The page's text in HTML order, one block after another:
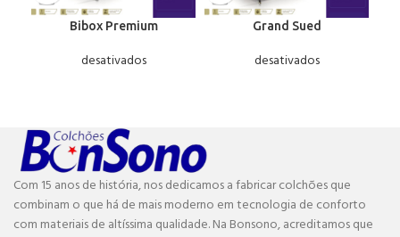
Bibox Premium
desativados
Grand Sued
desativados
Com 15 anos de história, nos dedicamos a fabricar colchões que
combinam o que há de mais moderno em tecnologia de conforto
com materiais de altíssima qualidade. Na Bonsono, acreditamos que